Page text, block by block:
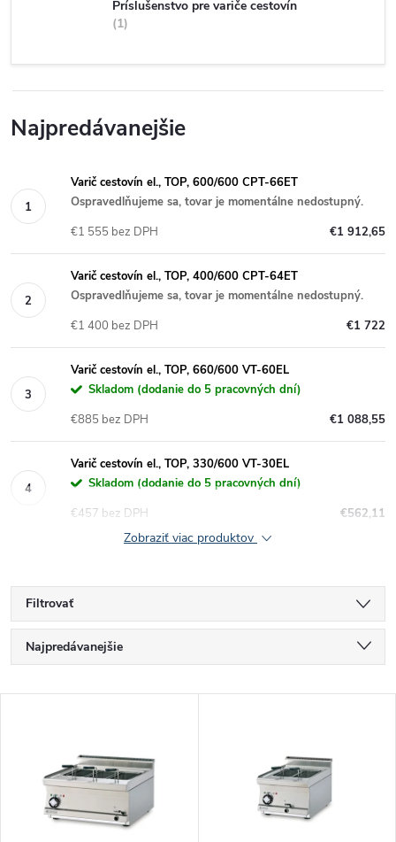
Príslušenstvo pre variče cestovín
1
Najpredávanejšie
Varič cestovín el., TOP, 600/600 CPT-66ET
Ospravedlňujeme sa, tovar je momentálne nedostupný.
€1 912,65
€1 555 bez DPH
Varič cestovín el., TOP, 400/600 CPT-64ET
Ospravedlňujeme sa, tovar je momentálne nedostupný.
€1 722
€1 400 bez DPH
Varič cestovín el., TOP, 660/600 VT-60EL
Skladom (dodanie do 5 pracovných dní)
€1 088,55
€885 bez DPH
Varič cestovín el., TOP, 330/600 VT-30EL
Skladom (dodanie do 5 pracovných dní)
€562,11
€457 bez DPH
Zobraziť viac produktov
Filtrovať
R
a
Najpredávanejšie
Abecedne